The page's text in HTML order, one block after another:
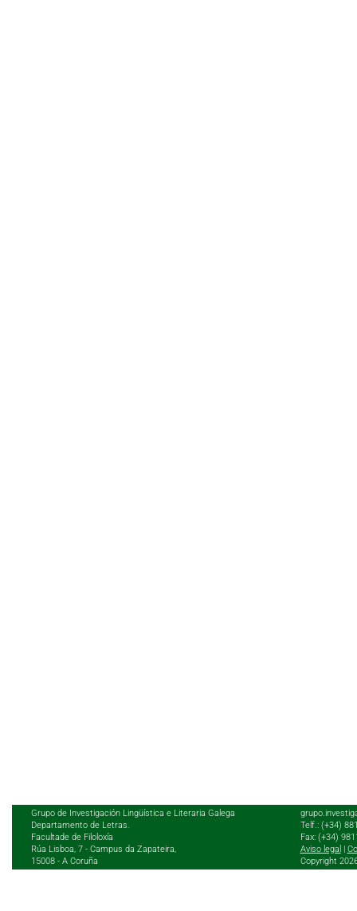
Grupo de Investigación Lingüística e Literaria Galega
Departamento de Letras.
Facultade de Filoloxía
Rúa Lisboa, 7 - Campus da Zapateira,
15008 - A Coruña
Telf.: (+34)
Fax: (+34)
Aviso legal
Copyright